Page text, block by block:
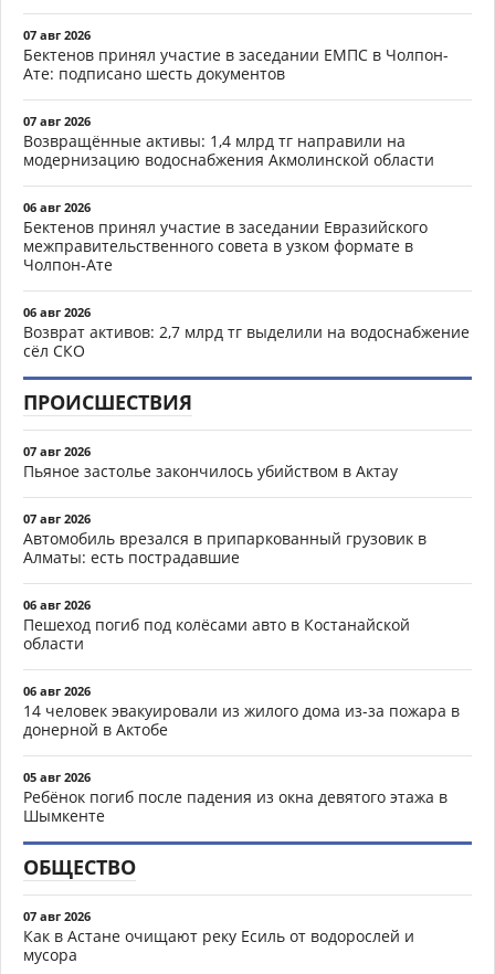
07 авг 2026
Бектенов принял участие в заседании ЕМПС в Чолпон-
Ате: подписано шесть документов
07 авг 2026
Возвращённые активы: 1,4 млрд тг направили на
модернизацию водоснабжения Акмолинской области
06 авг 2026
Бектенов принял участие в заседании Евразийского
межправительственного совета в узком формате в
Чолпон-Ате
06 авг 2026
Возврат активов: 2,7 млрд тг выделили на водоснабжение
сёл СКО
ПРОИСШЕСТВИЯ
07 авг 2026
Пьяное застолье закончилось убийством в Актау
07 авг 2026
Автомобиль врезался в припаркованный грузовик в
Алматы: есть пострадавшие
06 авг 2026
Пешеход погиб под колёсами авто в Костанайской
области
06 авг 2026
14 человек эвакуировали из жилого дома из-за пожара в
донерной в Актобе
05 авг 2026
Ребёнок погиб после падения из окна девятого этажа в
Шымкенте
ОБЩЕСТВО
07 авг 2026
Как в Астане очищают реку Есиль от водорослей и
мусора